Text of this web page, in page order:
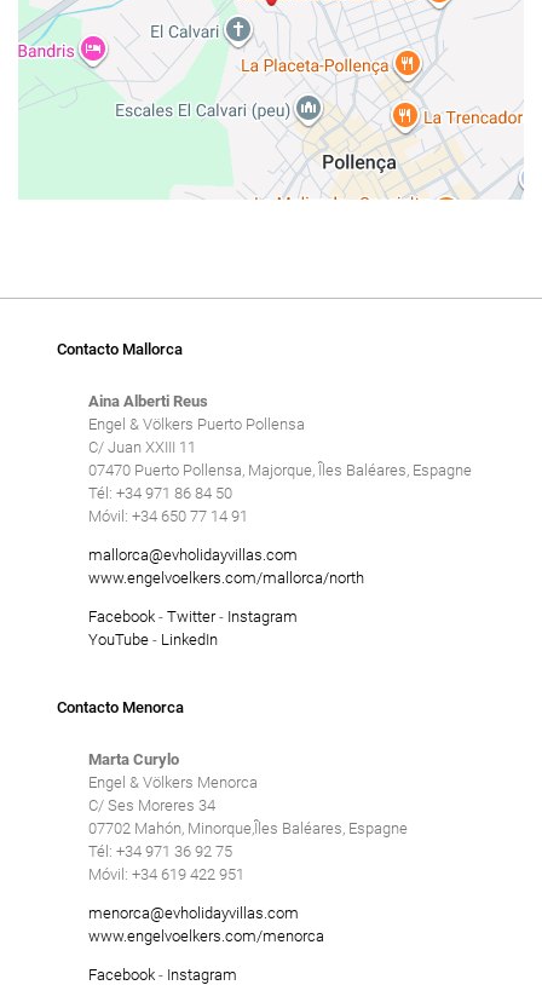
Contacto Mallorca
Aina Alberti Reus
Engel & Völkers Puerto Pollensa
C/ Juan XXIII 11
07470 Puerto Pollensa, Majorque, Îles Baléares, Espagne
Tél: +34 971 86 84 50
Móvil: +34 650 77 14 91
mallorca@evholidayvillas.com
www.engelvoelkers.com/mallorca/north
Facebook- Twitter- Instagram
YouTube- LinkedIn
Contacto Menorca
Marta Curylo
Engel & Völkers Menorca
C/ Ses Moreres 34
07702 Mahón, Minorque,Îles Baléares, Espagne
Tél: +34 971 36 92 75
Móvil: +34 619 422 951
menorca@evholidayvillas.com
www.engelvoelkers.com/menorca
Facebook- Instagram